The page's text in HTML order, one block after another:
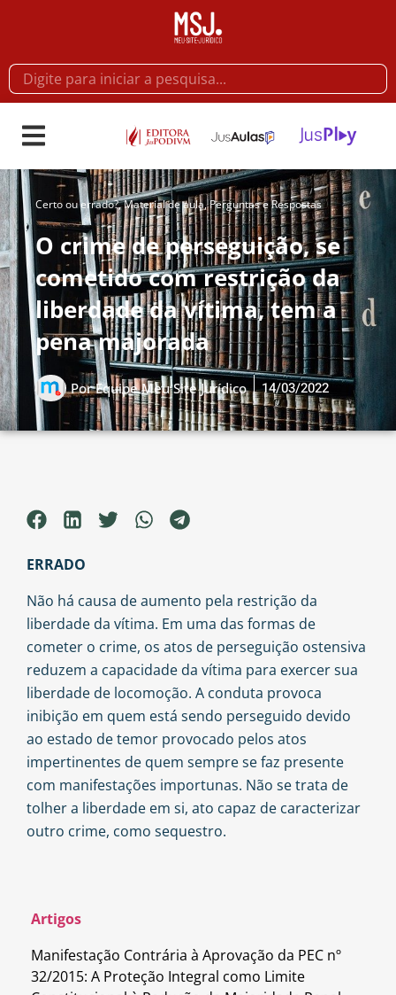
Certo ou errado?,Material de aula,Perguntas e Respostas
O crime de perseguição, se
cometido com restrição da
liberdade da vítima, tem a
pena majorada
PorEquipe Meu Site Jurídico 14/03/2022
ERRADO
Não há causa de aumento pela restrição da
liberdade da vítima. Em uma das formas de
cometer o crime, os atos de perseguição ostensiva
reduzem a capacidade da vítima para exercer sua
liberdade de locomoção. A conduta provoca
inibição em quem está sendo perseguido devido
ao estado de temor provocado pelos atos
impertinentes de quem sempre se faz presente
com manifestações importunas. Não se trata de
tolher a liberdade em si, ato capaz de caracterizar
outro crime, como sequestro.
Artigos
Manifestação Contrária à Aprovação da PEC nº
32/2015: A Proteção Integral como Limite